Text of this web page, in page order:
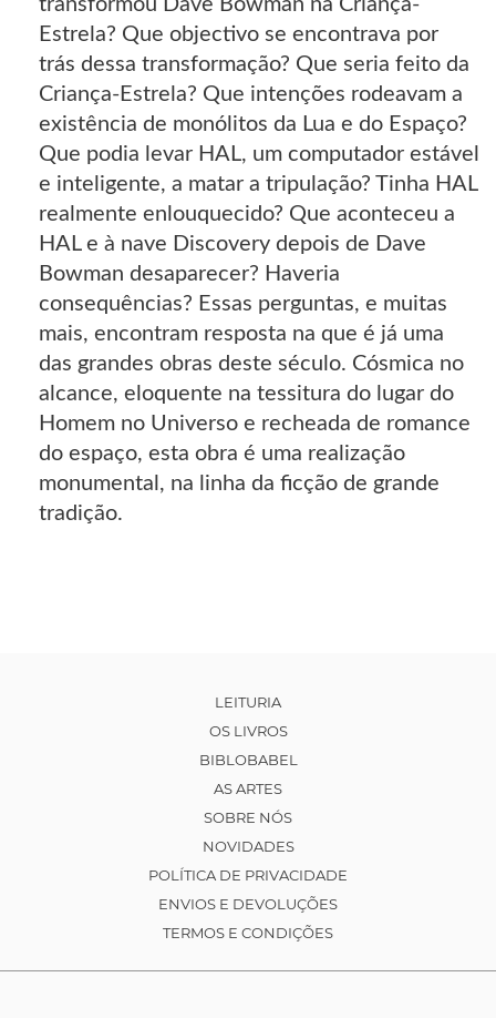
Estrela? Que objectivo se encontrava por
trás dessa transformação? Que seria feito da
Criança-Estrela? Que intenções rodeavam a
existência de monólitos da Lua e do Espaço?
Que podia levar HAL, um computador estável
e inteligente, a matar a tripulação? Tinha HAL
realmente enlouquecido? Que aconteceu a
HAL e à nave Discovery depois de Dave
Bowman desaparecer? Haveria
consequências? Essas perguntas, e muitas
mais, encontram resposta na que é já uma
das grandes obras deste século. Cósmica no
alcance, eloquente na tessitura do lugar do
Homem no Universo e recheada de romance
do espaço, esta obra é uma realização
monumental, na linha da ficção de grande
tradição.
LEITURIA
OS LIVROS
BIBLOBABEL
AS ARTES
SOBRE NÓS
NOVIDADES
POLÍTICA DE PRIVACIDADE
ENVIOS E DEVOLUÇÕES
TERMOS E CONDIÇÕES